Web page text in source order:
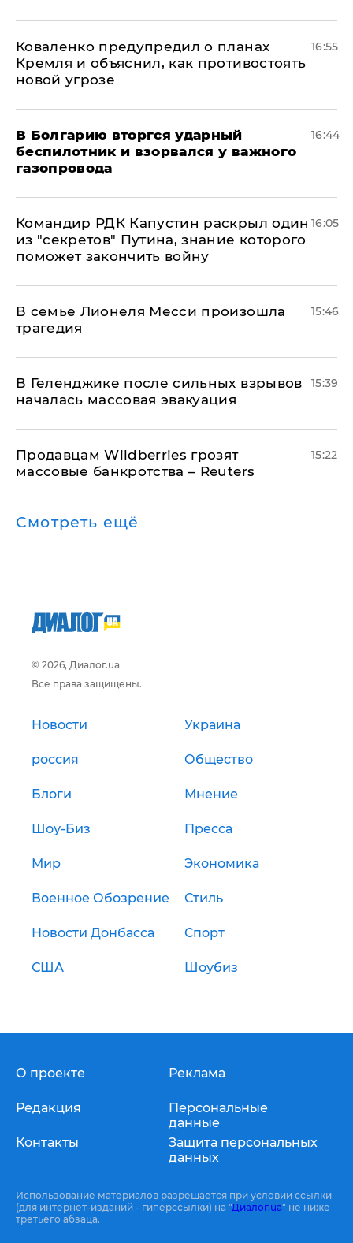
Коваленко предупредил о планах
Кремля и объяснил, как противостоять
новой угрозе
16:55
В Болгарию вторгся ударный
беспилотник и взорвался у важного
газопровода
16:44
Командир РДК Капустин раскрыл один
из "секретов" Путина, знание которого
поможет закончить войну
16:05
В семье Лионеля Месси произошла
трагедия
15:46
В Геленджике после сильных взрывов
началась массовая эвакуация
15:39
Продавцам Wildberries грозят
массовые банкротства – Reuters
15:22
Смотреть ещё
© 2026, Диалог.ua
Все права защищены.
Новости Украина
россия Общество
Блоги Мнение
Шоу-Биз Пресса
Мир Экономика
Военное Обозрение Стиль
Новости Донбасса Спорт
США Шоубиз
О проекте
Редакция
Контакты
Реклама
Персональные
данные
Защита персональных
данных
Использование материалов разрешается при условии ссылки
(для интернет-изданий - гиперссылки) на "Диалог.ua" не ниже
третьего абзаца.